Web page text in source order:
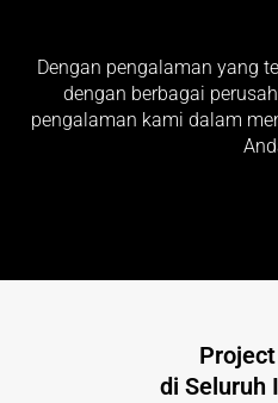
Dengan pengalaman yang
dengan berbagai
pengalaman kami dalam
di Seluruh